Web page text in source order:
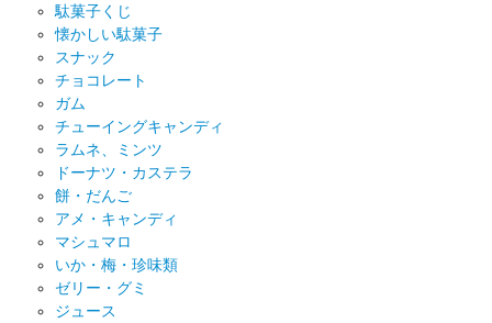
駄菓子くじ
懐かしい駄菓子
スナック
チョコレート
ガム
チューイングキャンディ
ラムネ、ミンツ
ドーナツ・カステラ
餅・だんご
アメ・キャンディ
マシュマロ
いか・梅・珍味類
ゼリー・グミ
ジュース